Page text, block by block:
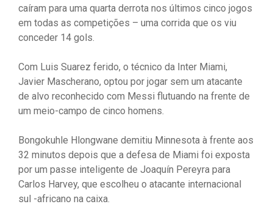
caíram para uma quarta derrota nos últimos cinco jogos
em todas as competições – uma corrida que os viu
conceder 14 gols.
Com Luis Suarez ferido, o técnico da Inter Miami,
Javier Mascherano, optou por jogar sem um atacante
de alvo reconhecido com Messi flutuando na frente de
um meio-campo de cinco homens.
Bongokuhle Hlongwane demitiu Minnesota à frente aos
32 minutos depois que a defesa de Miami foi exposta
por um passe inteligente de Joaquín Pereyra para
Carlos Harvey, que escolheu o atacante internacional
sul -africano na caixa.